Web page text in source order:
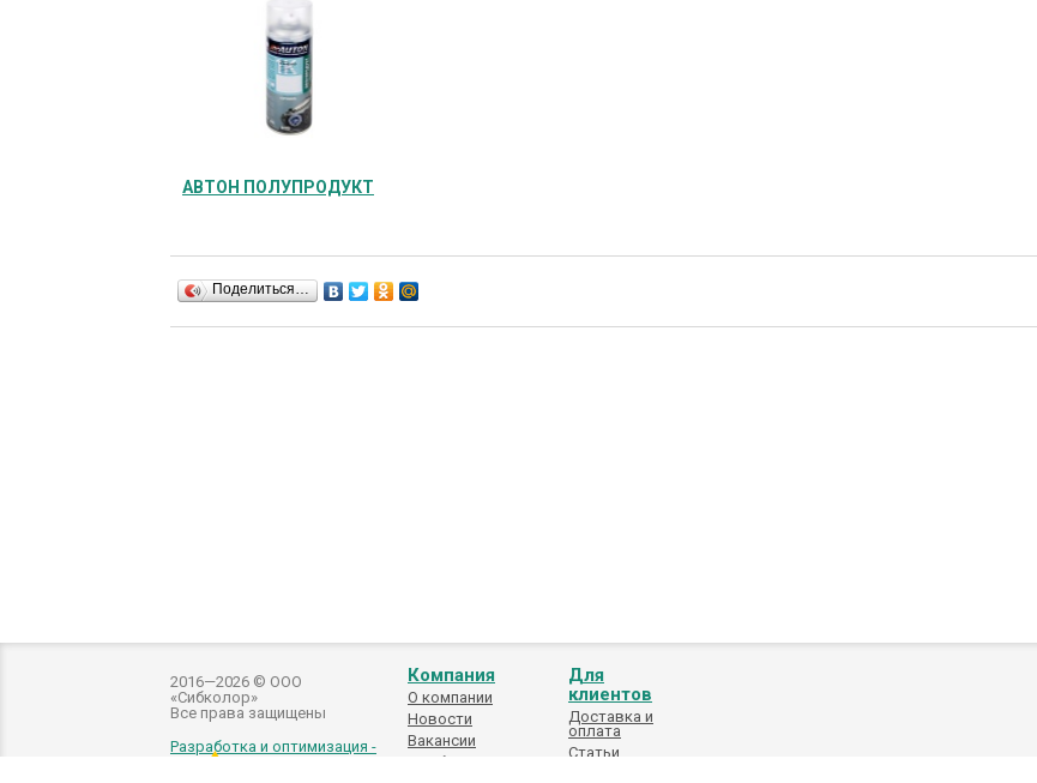
АВТОН ПОЛУПРОДУКТ
Поделиться…
2016—2026 © ООО
«Сибколор»
Все права защищены
Разработка и оптимизация -
Компания
О компании
Новости
Вакансии
Подбор
Для
клиентов
Доставка и
оплата
Статьи